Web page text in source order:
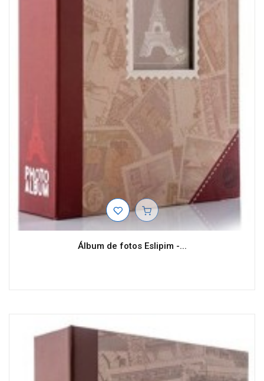
Álbum de fotos Eslipim -...